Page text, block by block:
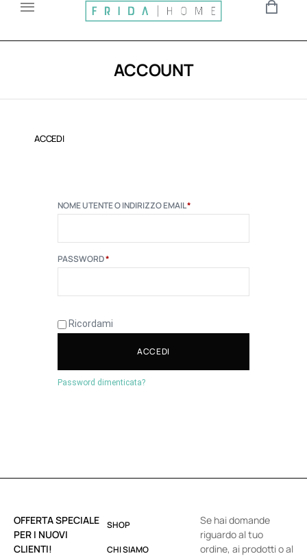
ACCOUNT
ACCEDI
NOME UTENTE O INDIRIZZO EMAIL*
PASSWORD*
Ricordami
ACCEDI
Password dimenticata?
OFFERTA SPECIALE
PER I NUOVI
CLIENTI!
SHOP
CHI SIAMO
Se hai domande
riguardo al tuo
ordine, ai prodotti o al